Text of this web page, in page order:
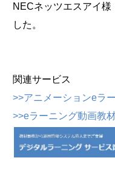
NECネッツエスアイ様
した。
関連サービス
>>アニメーションeラ
>>eラーニング動画教